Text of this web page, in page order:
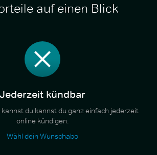
auf einen Blick
Jederzeit kündbar
du kannst du ganz einfach jederzeit
online kündigen.
Wähl dein Wunschabo